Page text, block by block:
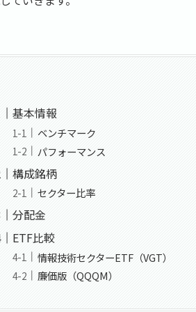
基本情報
ベンチマーク
パフォーマンス
構成銘柄
セクター比率
分配金
ETF比較
情報技術セクターETF（VGT）
廉価版（QQQM）